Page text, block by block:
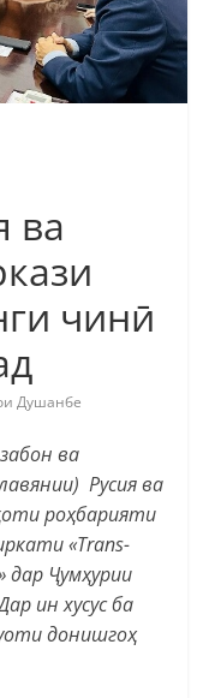
ва
чинӣ
Душанбе
ва
Русия ва
роҳбарияти
«Trans-
дар Ҷумҳурии
ин хусус ба
донишгоҳ